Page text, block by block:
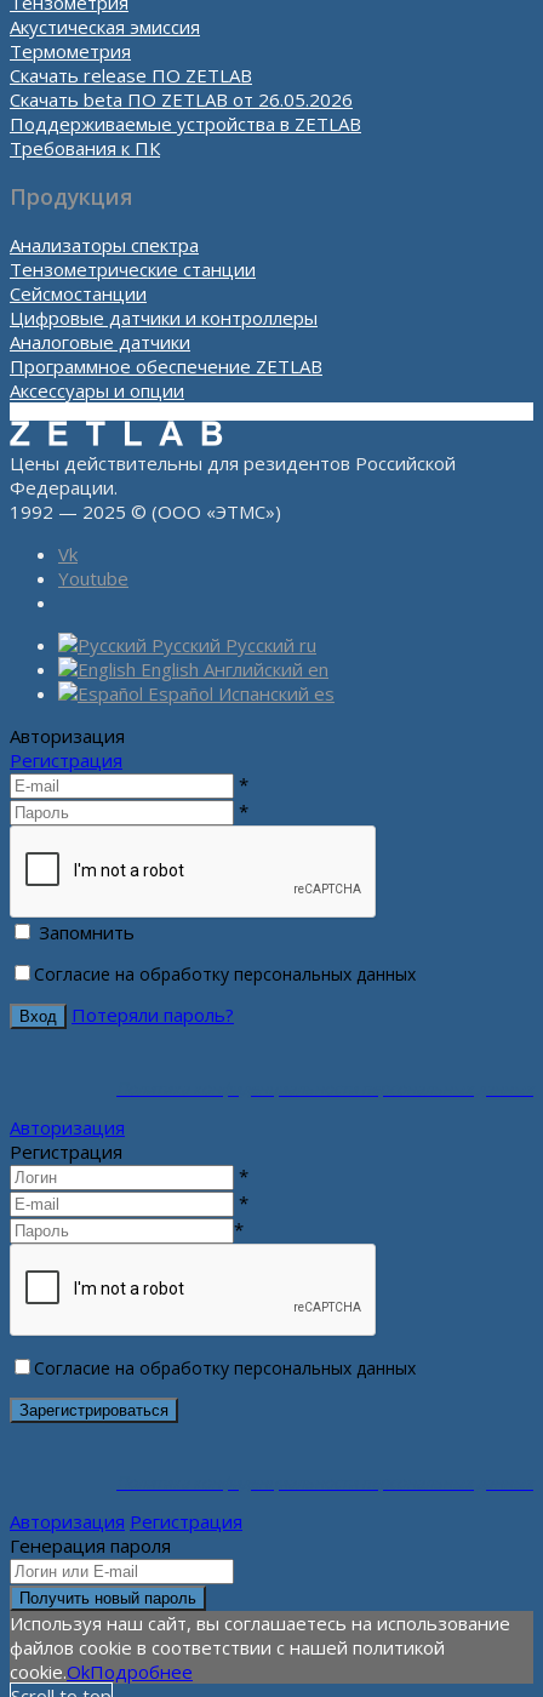
Акустическая эмиссия
Термометрия
Скачать release ПО ZETLAB
Скачать beta ПО ZETLAB от 26.05.2026
Поддерживаемые устройства в ZETLAB
Требования к ПК
Продукция
Анализаторы спектра
Тензометрические станции
Сейсмостанции
Цифровые датчики и контроллеры
Аналоговые датчики
Программное обеспечение ZETLAB
Аксессуары и опции
Цены действительны для резидентов Российской
Федерации.
1992 — 2025 © (ООО «ЭТМС»)
Vk
Youtube
Русский Русский ru
English Английский en
Español Испанский es
Авторизация
Регистрация
*
*
Запомнить
Согласие на обработку персональных данных
Потеряли пароль?
Авторизация
Регистрация
*
*
*
Согласие на обработку персональных данных
Авторизация Регистрация
Генерация пароля
Используя наш сайт, вы соглашаетесь на использование
файлов cookie в соответствии с нашей политикой
cookie.OkПодробнее